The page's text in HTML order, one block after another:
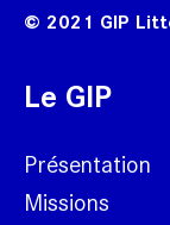
© 2021 GIP
Le GIP
Présentation
Missions